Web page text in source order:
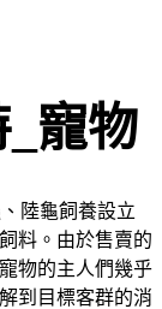
_寵物
陸龜飼養設立
料。由於售賣的
物的主人們幾乎
到目標客群的消